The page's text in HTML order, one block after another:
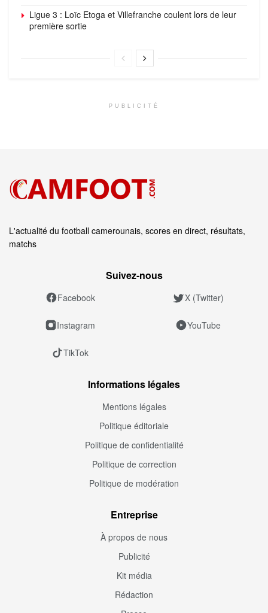
Ligue 3 : Loïc Etoga et Villefranche coulent lors de leur
première sortie
PUBLICITÉ
L'actualité du football camerounais, scores en direct, résultats,
matchs
Suivez‑nous
Facebook X (Twitter)
Instagram YouTube
TikTok
Informations légales
Mentions légales
Politique éditoriale
Politique de confidentialité
Politique de correction
Politique de modération
Entreprise
À propos de nous
Publicité
Kit média
Rédaction